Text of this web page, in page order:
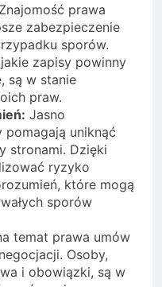
Znajomość prawa
zabezpieczenie
sporów.
zapisy powinny
są w stanie
praw.
Jasno
pomagają uniknąć
stronami. Dzięki
ryzyko
które mogą
sporów
temat prawa umów
Osoby,
i obowiązki, są w